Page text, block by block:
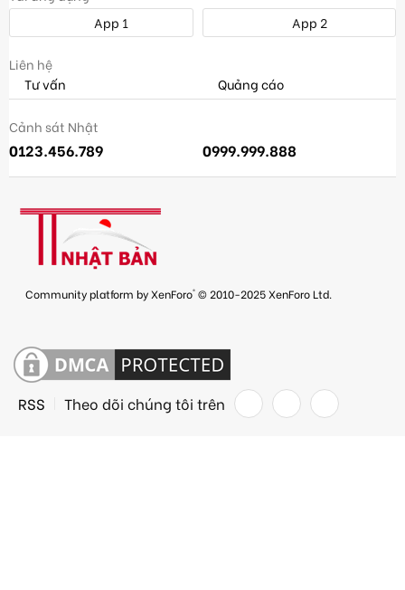
App 1
App 2
Liên hệ
Tư vấn
Quảng cáo
Cảnh sát Nhật
0123.456.789 0999.999.888
Community platform by XenForo® © 2010-2025 XenForo Ltd.
RSS Theo dõi chúng tôi trên